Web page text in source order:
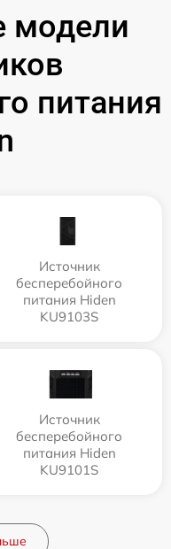
модели
питания
Источник
бесперебойного
питания Hiden
KU9103S
Источник
бесперебойного
питания Hiden
KU9101S